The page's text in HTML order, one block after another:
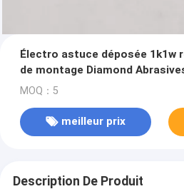
Électro astuce déposée
de montage Diamond
MOQ：5
meilleur prix
Description De Produit